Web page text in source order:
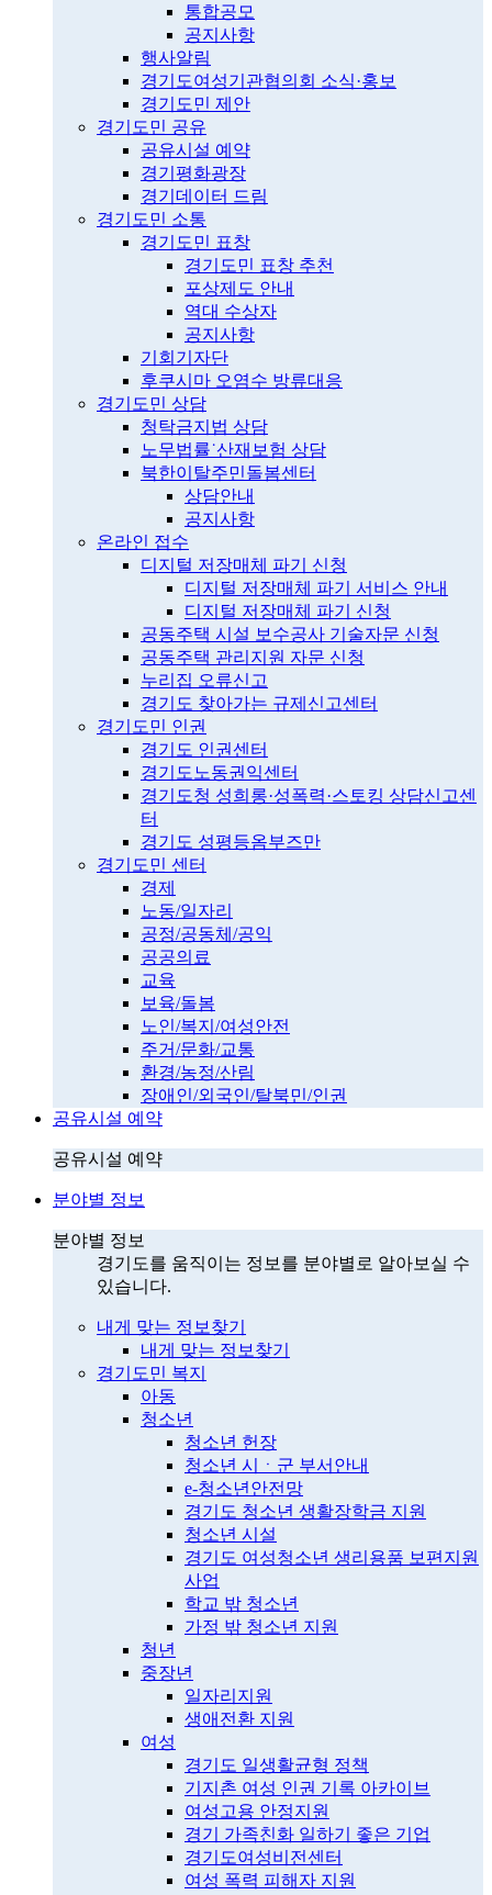
통합공모
공지사항
행사알림
경기도여성기관협의회 소식·홍보
경기도민 제안
경기도민 공유
공유시설 예약
경기평화광장
경기데이터 드림
경기도민 소통
경기도민 표창
경기도민 표창 추천
포상제도 안내
역대 수상자
공지사항
기회기자단
후쿠시마 오염수 방류대응
경기도민 상담
청탁금지법 상담
노무법률˙산재보험 상담
북한이탈주민돌봄센터
상담안내
공지사항
온라인 접수
디지털 저장매체 파기 신청
디지털 저장매체 파기 서비스 안내
디지털 저장매체 파기 신청
공동주택 시설 보수공사 기술자문 신청
공동주택 관리지원 자문 신청
누리집 오류신고
경기도 찾아가는 규제신고센터
경기도민 인권
경기도 인권센터
경기도노동권익센터
경기도청 성희롱·성폭력·스토킹 상담신고센
터
경기도 성평등옴부즈만
경기도민 센터
경제
노동/일자리
공정/공동체/공익
공공의료
교육
보육/돌봄
노인/복지/여성안전
주거/문화/교통
환경/농정/산림
장애인/외국인/탈북민/인권
공유시설 예약
공유시설 예약
분야별 정보
분야별 정보
경기도를 움직이는 정보를 분야별로 알아보실 수
있습니다.
내게 맞는 정보찾기
내게 맞는 정보찾기
경기도민 복지
아동
청소년
청소년 헌장
청소년 시ㆍ군 부서안내
e-청소년안전망
경기도 청소년 생활장학금 지원
청소년 시설
경기도 여성청소년 생리용품 보편지원
사업
학교 밖 청소년
가정 밖 청소년 지원
청년
중장년
일자리지원
생애전환 지원
여성
경기도 일생활균형 정책
기지촌 여성 인권 기록 아카이브
여성고용 안정지원
경기 가족친화 일하기 좋은 기업
경기도여성비전센터
여성 폭력 피해자 지원